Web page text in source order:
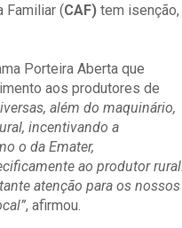
Familiar (CAF) tem isenção,
Porteira Aberta que
aos produtores de
além do maquinário,
incentivando a
o da Emater,
ao produtor rural.
atenção para os nossos
, afirmou.